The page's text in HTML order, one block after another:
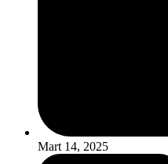
Mart 14, 2025